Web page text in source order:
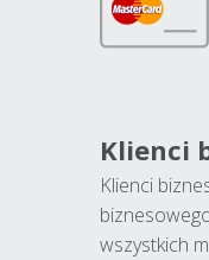
Klienci
Klienci
wszystkich